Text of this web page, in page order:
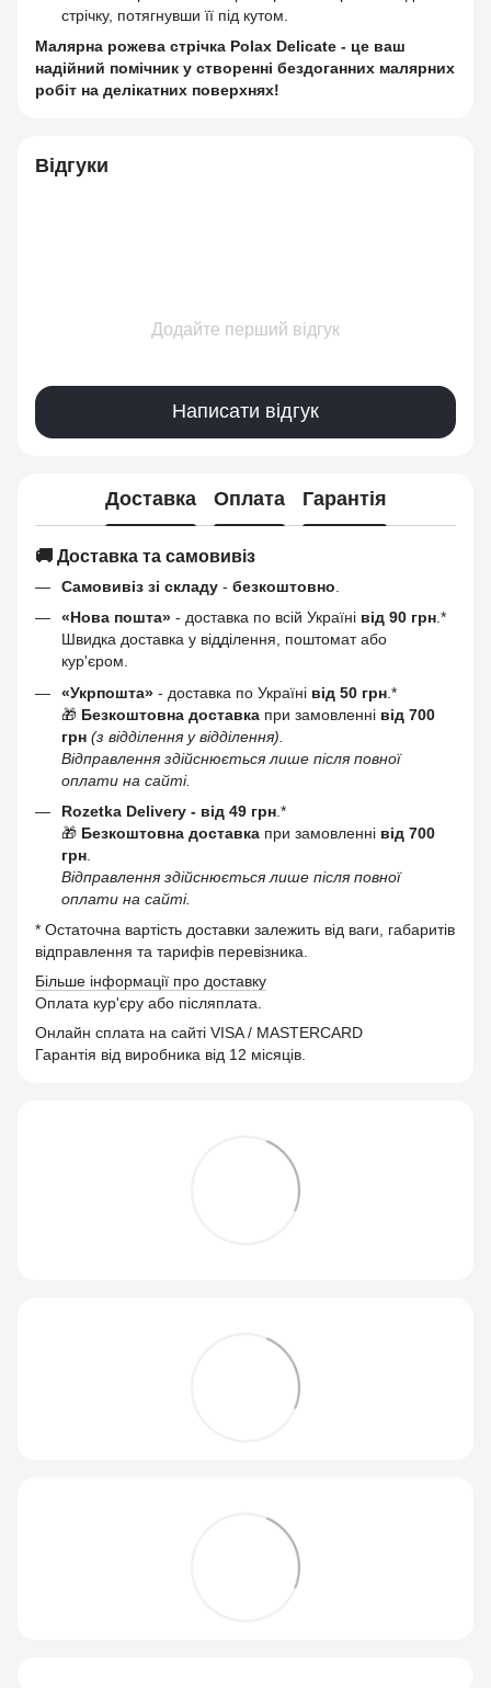
стрічку, потягнувши її під кутом.
Малярна рожева стрічка Polax Delicate - це ваш
надійний помічник у створенні бездоганних малярних
робіт на делікатних поверхнях!
Відгуки
Додайте перший відгук
Написати відгук
Доставка Оплата Гарантія
🚚 Доставка та самовивіз
Самовивіз зі складу - безкоштовно
«Нова пошта» - доставка по всій Україні від 90 грн.*
Швидка доставка у відділення, поштомат або
кур'єром.
«Укрпошта» - доставка по Україні від 50 грн .*
🎁 Безкоштовна доставка при замовленні від 700
грн (з відділення у відділення).
Відправлення здійснюється лише після повної
оплати на сайті.
Rozetka Delivery - від 49 грн .*
🎁 Безкоштовна доставка при замовленні від 700
грн
Відправлення здійснюється лише після повної
оплати на сайті.
* Остаточна вартість доставки залежить від ваги, габаритів
відправлення та тарифів перевізника.
Більше інформації про доставку
Оплата кур'єру або післяплата.
Онлайн сплата на сайті VISA / MASTERCARD
Гарантія від виробника від 12 місяців.